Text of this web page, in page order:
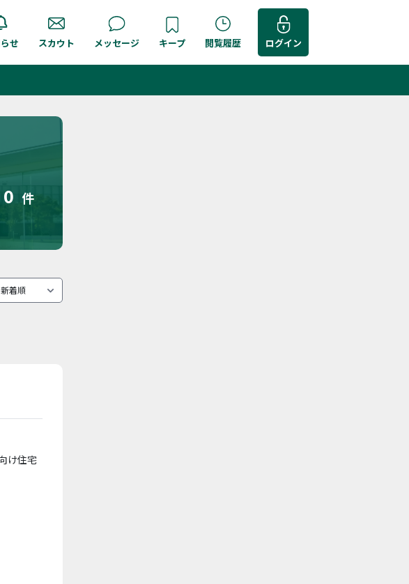
せ スカウト メッセージ キープ 閲覧履歴 ログイン
0 件
け住宅